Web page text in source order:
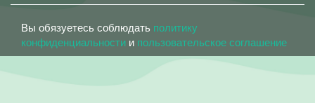
Вы обязуетесь соблюдать политику
конфиденциальности и пользовательское соглашение